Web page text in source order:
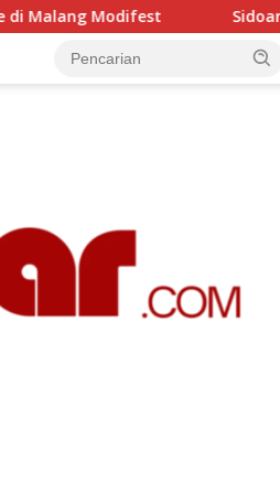
Sidoarjo Bersiap Berubah, Sekda